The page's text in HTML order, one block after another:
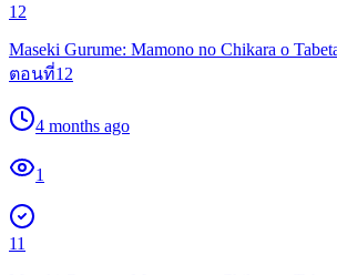
12
Maseki Gurume: Mamono no Chikara o
ตอนที่12
4 months ago
1
11